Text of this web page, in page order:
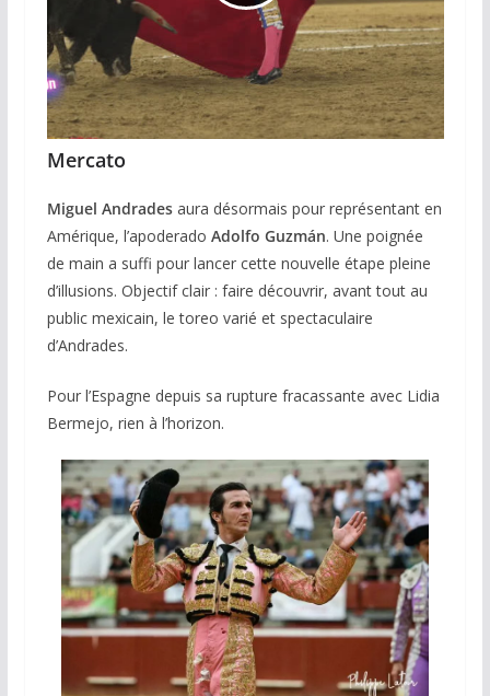
Mercato
Miguel Andradesaura désormais pour représentant en
Amérique, l’apoderado Adolfo Guzmán. Une poignée
de main a suffi pour lancer cette nouvelle étape pleine
d’illusions. Objectif clair : faire découvrir, avant tout au
public mexicain, le toreo varié et spectaculaire
d’Andrades.
Pour l’Espagne depuis sa rupture fracassante avec Lidia
Bermejo, rien à l’horizon.